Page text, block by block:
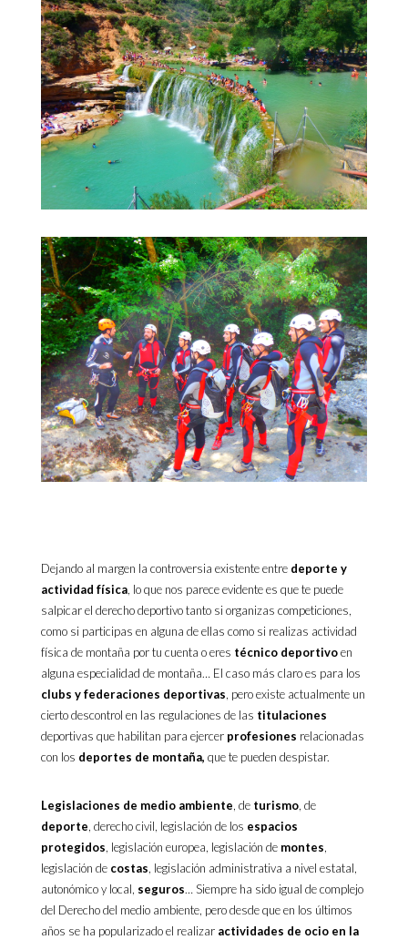
Dejando al margen la controversia existente entre deporte y
actividad física, lo que nos parece evidente es que te puede
salpicar el derecho deportivo tanto si organizas competiciones,
como si participas en alguna de ellas como si realizas actividad
física de montaña por tu cuenta o eres técnico deportivoen
alguna especialidad de montaña… El caso más claro es para los
clubs y federaciones deportivas, pero existe actualmente un
cierto descontrol en las regulaciones de las titulaciones
deportivas que habilitan para ejercer profesiones relacionadas
con los deportes de montaña, que te pueden despistar.
Legislaciones de medio ambiente, de turismo, de
deporte, derecho civil, legislación de los espacios
protegidos, legislación europea, legislación de montes,
legislación de costas, legislación administrativa a nivel estatal,
autonómico y local, seguros… Siempre ha sido igual de complejo
del Derecho del medio ambiente, pero desde que en los últimos
años se ha popularizado el realizar actividades de ocio en la